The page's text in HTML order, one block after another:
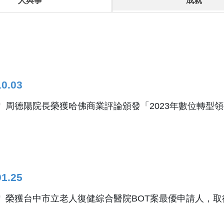
周德陽院長榮獲哈佛商業評論頒發「2023年數位轉型
榮獲台中市立老人復健綜合醫院BOT案最優申請人，